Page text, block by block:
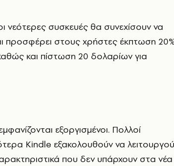
νεότερες συσκευές θα συνεχίσουν να
προσφέρει στους χρήστες έκπτωση
και πίστωση 20 δολαρίων για
εξοργισμένοι. Πολλοί
Kindle εξακολουθούν να
που δεν υπάρχουν στα νέα